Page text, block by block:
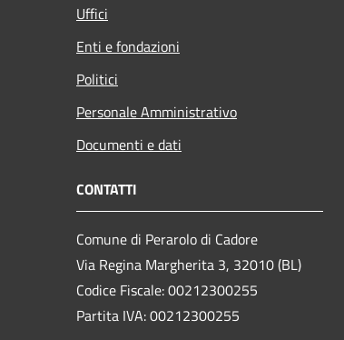
Uffici
Enti e fondazioni
Politici
Personale Amministrativo
Documenti e dati
CONTATTI
Comune di Perarolo di Cadore
Via Regina Margherita 3, 32010 (BL)
Codice Fiscale: 00212300255
Partita IVA: 00212300255